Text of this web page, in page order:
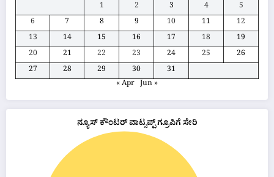
1
2 3 4
5
6
7 8 9 10 11
12
13
14 15 16 17 18
19
20
21 22 23 24 25
26
27
28 29 30
31
« Apr Jun »
ನ್ಯೂಸ್ ಕೌಂಟರ್ ವಾಟ್ಸಪ್ಪ್ ಗ್ರೂಪಿಗೆ ಸೇರಿ